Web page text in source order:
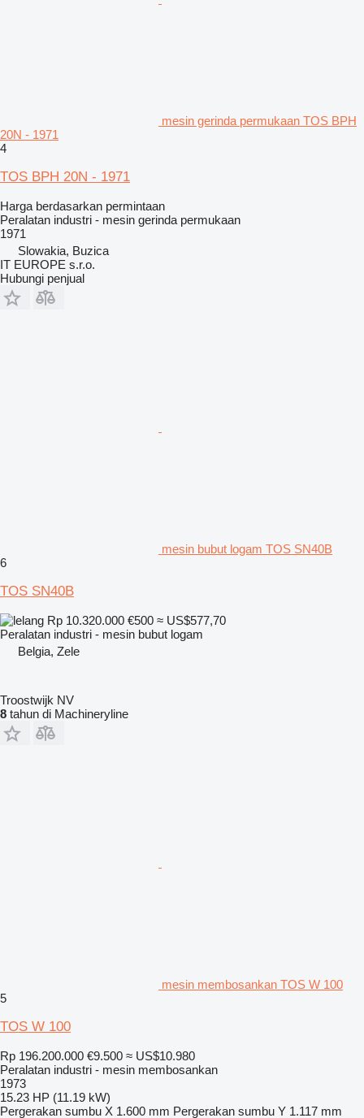
mesin gerinda permukaan TOS BPH
20N - 1971
4
TOS BPH 20N - 1971
Harga berdasarkan permintaan
Peralatan industri - mesin gerinda permukaan
1971
Slowakia, Buzica
IT EUROPE s.r.o.
Hubungi penjual
mesin bubut logam TOS SN40B
6
TOS SN40B
Rp 10.320.000 €500 ≈ US$577,70
Peralatan industri - mesin bubut logam
Belgia, Zele
Troostwijk NV
8 tahun di Machineryline
mesin membosankan TOS W 100
5
TOS W 100
Rp 196.200.000 €9.500 ≈ US$10.980
Peralatan industri - mesin membosankan
1973
15.23 HP (11.19 kW)
Pergerakan sumbu X 1.600 mm Pergerakan sumbu Y 1.117 mm